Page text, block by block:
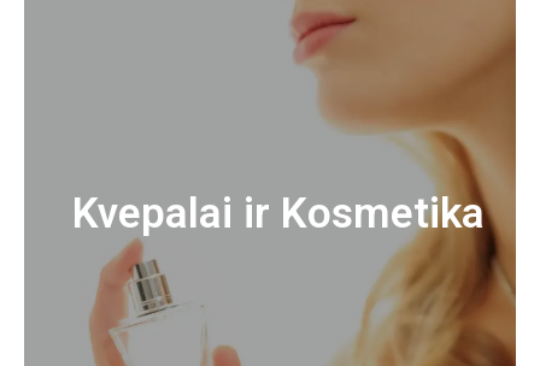
Kvepalai ir Kosmetika